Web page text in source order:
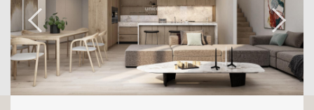
Ein gemeinsames Untergeschoss bietet allen
Residenzen nicht weniger als 85 Parkplätze
mit der Möglichkeit, sie mit elektrischen
Ladegeräten auszustatten. Jede Wohnung
verfügt außerdem über einen Keller sowie